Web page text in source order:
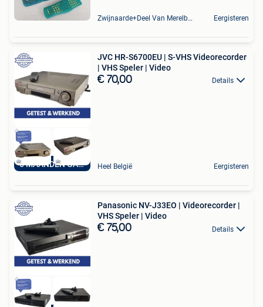
Zwijnaarde+Deel Van Merelbeke Eergisteren
6 MAANDEN GARANTIE
JVC HR-S6700EU | S-VHS Videorecorder
| VHS Speler | Video
€ 70,00 Details
Heel België Eergisteren
Panasonic NV-J33EO | Videorecorder |
VHS Speler | Video
€ 75,00 Details